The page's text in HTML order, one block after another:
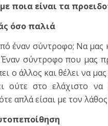
ποια είναι τα
όσο παλιά
έναν σύντροφο; Να μας
σύντροφο που μας
ο άλλος και θέλει να
ούτε στο ελάχιστο να
απλά είσαι με τον